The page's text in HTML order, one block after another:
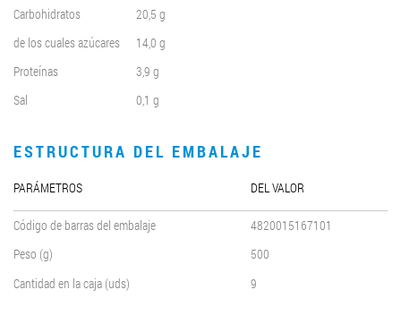
Carbohidratos
20,5 g
de los cuales azúcares
14,0 g
Proteínas
3,9 g
Sal
0,1 g
ESTRUCTURA DEL EMBALAJE
PARÁMETROS DEL VALOR
Código de barras del embalaje
4820015167101
Peso (g)
500
Cantidad en la caja (uds)
9